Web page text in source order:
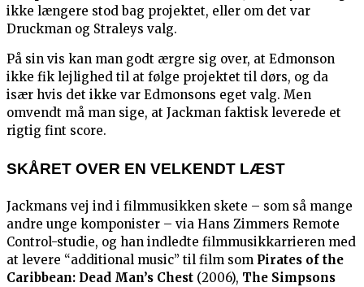
ikke længere stod bag projektet, eller om det var
Druckman og Straleys valg.
På sin vis kan man godt ærgre sig over, at Edmonson
ikke fik lejlighed til at følge projektet til dørs, og da
især hvis det ikke var Edmonsons eget valg. Men
omvendt må man sige, at Jackman faktisk leverede et
rigtig fint score.
SKÅRET OVER EN VELKENDT LÆST
Jackmans vej ind i filmmusikken skete – som så mange
andre unge komponister – via Hans Zimmers Remote
Control-studie, og han indledte filmmusikkarrieren med
at levere “additional music” til film som Pirates of the
Caribbean: Dead Man’s Chest (2006), The Simpsons